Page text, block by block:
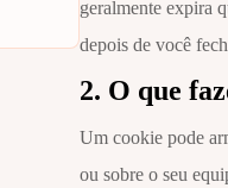
geralmente expira
depois de você
2. O que
Um cookie pode
ou sobre o seu